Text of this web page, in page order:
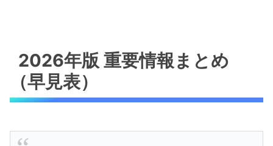
2026年版 重要情報まとめ
（早見表）